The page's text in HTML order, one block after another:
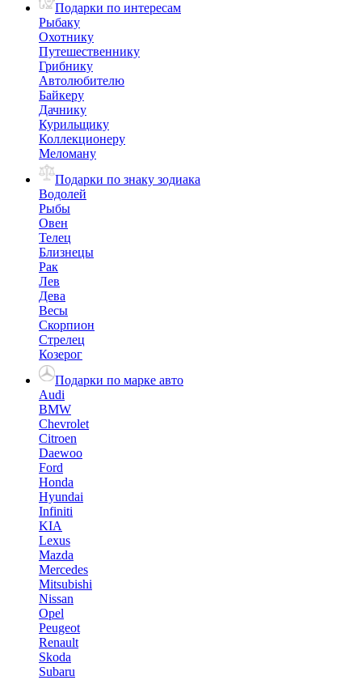
Подарки по интересам
Рыбаку
Охотнику
Путешественнику
Грибнику
Автолюбителю
Байкеру
Дачнику
Курильщику
Коллекционеру
Меломану
Подарки по знаку зодиака
Водолей
Рыбы
Овен
Телец
Близнецы
Рак
Лев
Дева
Весы
Скорпион
Стрелец
Козерог
Подарки по марке авто
Audi
BMW
Chevrolet
Citroen
Daewoo
Ford
Honda
Hyundai
Infiniti
KIA
Lexus
Mazda
Mercedes
Mitsubishi
Nissan
Opel
Peugeot
Renault
Skoda
Subaru